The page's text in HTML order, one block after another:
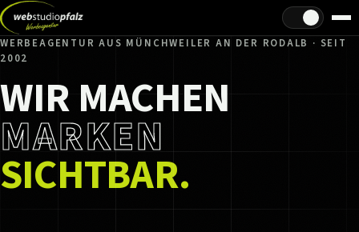
Hell/Dunkel
WERBEAGENTUR AUS MÜNCHWEILER AN DER RODALB · SEIT
2002
WIR MACHEN
MARKEN
SICHTBAR.